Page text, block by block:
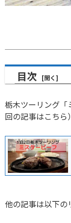
目次
栃木ツーリング「
回の記事はこちら）
他の記事は以下の